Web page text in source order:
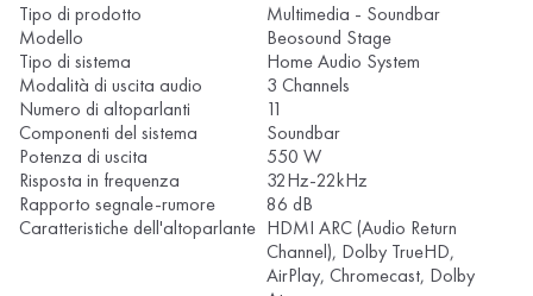
Tipo di prodotto
Multimedia - Soundbar
Modello
Beosound Stage
Tipo di sistema
Home Audio System
Modalità di uscita audio
3 Channels
Numero di altoparlanti
11
Componenti del sistema
Soundbar
Potenza di uscita
550 W
Risposta in frequenza
32Hz-22kHz
Rapporto segnale-rumore
86 dB
Caratteristiche dell'altoparlante HDMI ARC (Audio Return
Channel), Dolby TrueHD,
AirPlay, Chromecast, Dolby